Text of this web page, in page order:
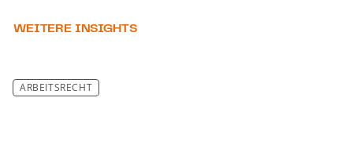
WEITERE INSIGHTS
ARBEITSRECHT